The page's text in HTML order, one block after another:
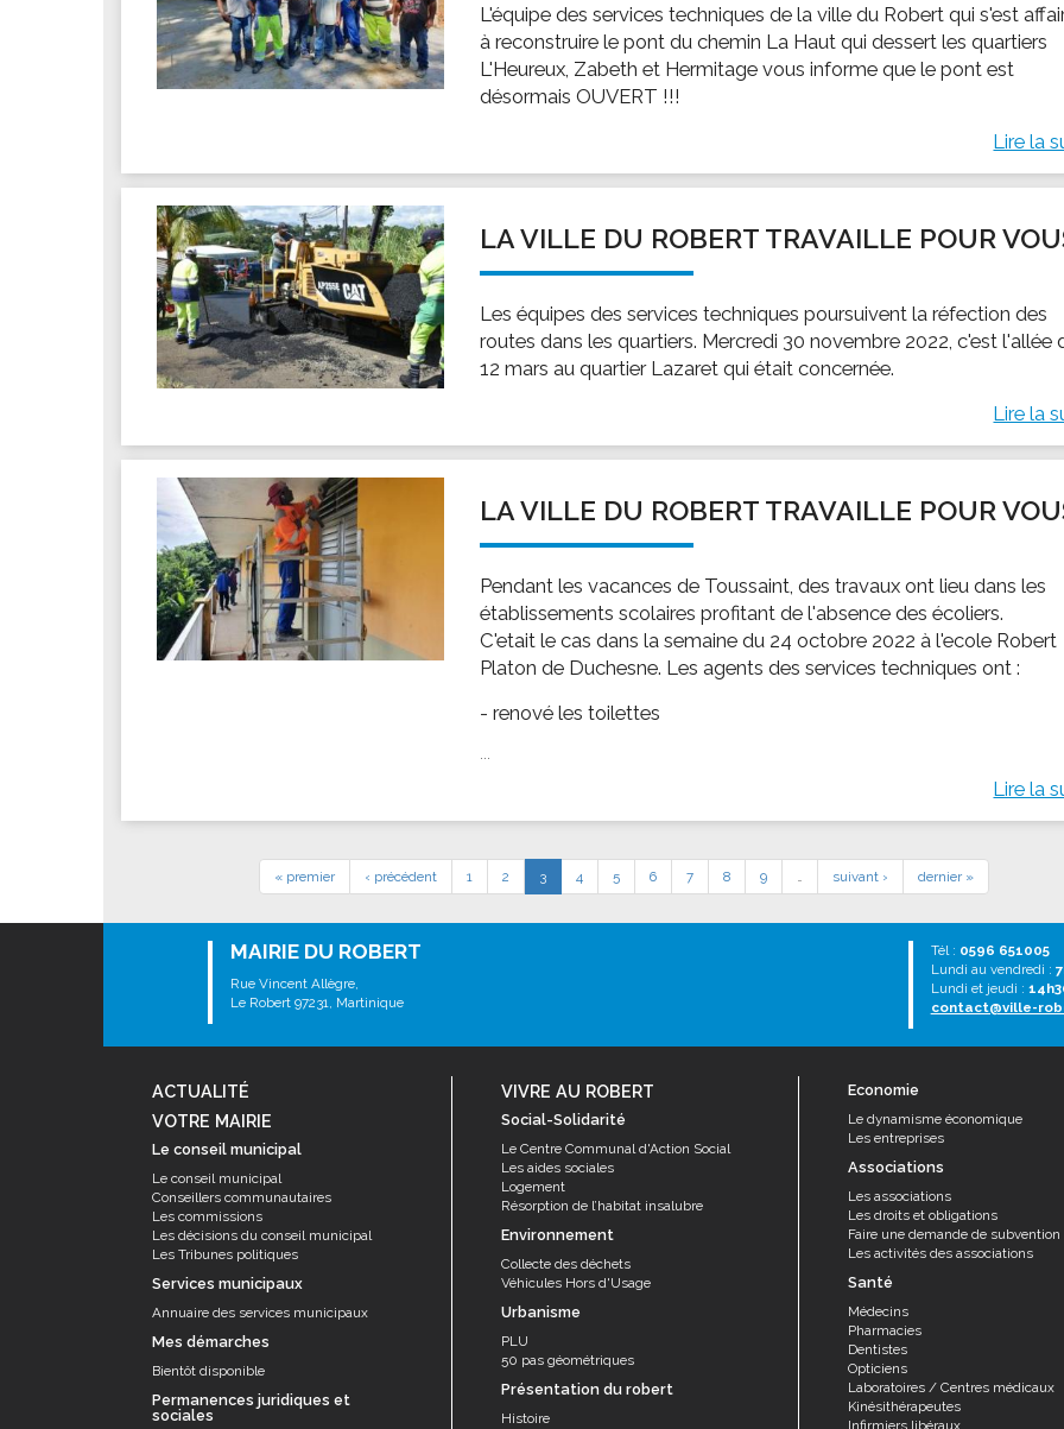
L'équipe des services techniques de la ville du Robert qui s'est
à reconstruire le pont du chemin La Haut qui dessert les quartiers
L'Heureux, Zabeth et Hermitage vous informe que le pont est
désormais OUVERT !!!
Lire la
LA VILLE DU ROBERT TRAVAILLE POUR
Les équipes des services techniques poursuivent la réfection des
routes dans les quartiers. ‎Mercredi ‎30 ‎novembre ‎2022, c'est l'allée
12 mars au quartier Lazaret qui était concernée.
Lire la
LA VILLE DU ROBERT TRAVAILLE POUR
Pendant les vacances de Toussaint, des travaux ont lieu dans les
établissements scolaires profitant de l'absence des écoliers.
C'etait le cas dans la semaine du 24 octobre 2022 à l'ecole Robert
Platon de Duchesne. Les agents des services techniques ont :
- renové les toilettes
Lire la
« premier ‹ précédent 1 2 3 4 5 6 7 8 9 suivant › dernier »
MAIRIE DU ROBERT
Rue Vincent Allègre,
Le Robert 97231, Martinique
Tél : 0596 651005
Lundi au vendredi :
Lundi et jeudi :
contact@ville-
ACTUALITÉ
VOTRE MAIRIE
Le conseil municipal
Le conseil municipal
Conseillers communautaires
Les commissions
Les décisions du conseil municipal
Les Tribunes politiques
Services municipaux
Annuaire des services municipaux
Mes démarches
Bientôt disponible
Permanences juridiques et
sociales
VIVRE AU ROBERT
Social-Solidarité
Le Centre Communal d'Action Social
Les aides sociales
Logement
Résorption de l’habitat insalubre
Environnement
Collecte des déchets
Véhicules Hors d'Usage
Urbanisme
PLU
50 pas géométriques
Présentation du robert
Histoire
Economie
Le dynamisme économique
Les entreprises
Associations
Les associations
Les droits et obligations
Faire une demande de subvention
Les activités des associations
Santé
Médecins
Pharmacies
Dentistes
Opticiens
Laboratoires / Centres médicaux
Kinésithérapeutes
Infirmiers libéraux